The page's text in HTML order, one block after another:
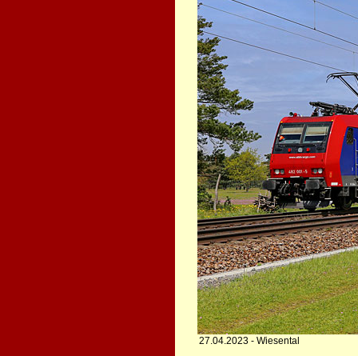
27.04.2023 - Wiesental